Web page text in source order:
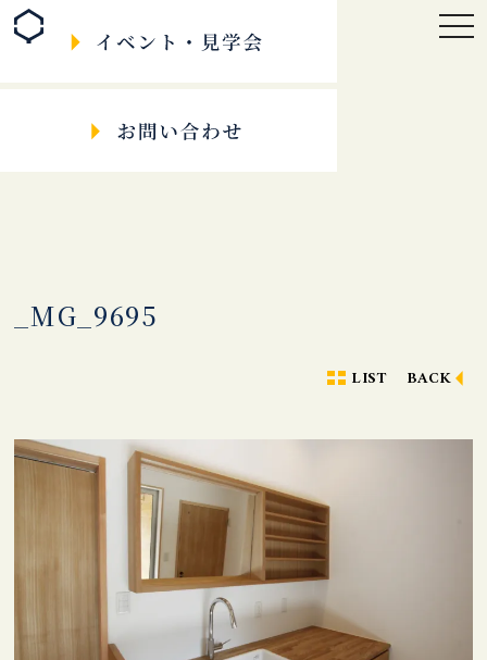
_MG_9695
LIST BACK